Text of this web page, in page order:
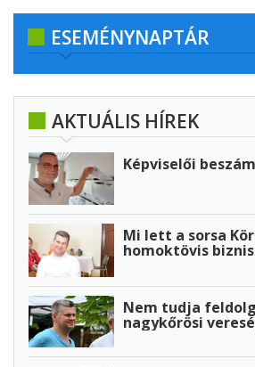
ESEMÉNYNAPTÁR
AKTUÁLIS HÍREK
Képviselői
Mi lett a sorsa
homoktövis
Nem tudja
nagykőrösi